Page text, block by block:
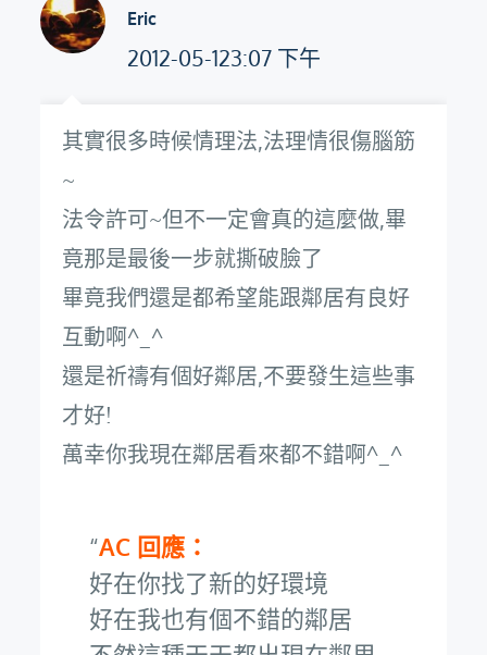
Eric
2012-05-123:07 下午
其實很多時候情理法,法理情很傷腦筋
~
法令許可~但不一定會真的這麼做,畢
竟那是最後一步就撕破臉了
畢竟我們還是都希望能跟鄰居有良好
互動啊^_^
還是祈禱有個好鄰居,不要發生這些事
才好!
萬幸你我現在鄰居看來都不錯啊^_^
AC 回應：
好在你找了新的好環境
好在我也有個不錯的鄰居